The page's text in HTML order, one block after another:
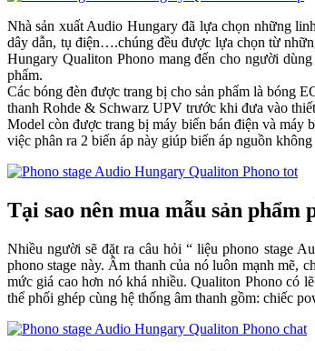
Nhà sản xuất Audio Hungary đã lựa chọn những
dây dẫn, tụ điện….chúng đều được lựa chọn từ
Hungary Qualiton Phono mang đến cho người
phẩm.
Các bóng đèn được trang bị cho sản phẩm là bóng
thanh Rohde & Schwarz UPV trước khi đưa vào
Model còn được trang bị máy biến bán điện và máy
việc phân ra 2 biến áp này giúp biến áp nguồn
Tại sao nên mua mẫu sản
Nhiều người sẽ đặt ra câu hỏi “ liệu phono stage
phono stage này. Âm thanh của nó luôn mạnh mẽ,
mức giá cao hơn nó khá nhiều. Qualiton Phono có
thể phối ghép cùng hệ thống âm thanh gồm: chiếc